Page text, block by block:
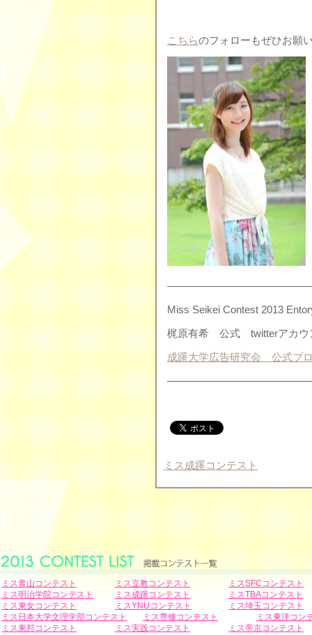
こちらのフォローもぜひお願
Miss Seikei Contest 2013
梶原有希 公式 twitterアカ
成蹊大学広告研究会 公式ブ
ミス成蹊コンテスト
ミス青山コンテスト ミス立教コンテスト
ミスSFCコンテスト
ミス明治学院コンテスト
ミス成蹊コンテスト
ミスTBAコンテスト
ミス東女コンテスト
ミスYNUコンテスト
ミス埼玉コンテスト
ミス日本大学文理学部コンテスト
ミス専修コンテスト
ミス東洋コン
ミス東邦コンテスト
ミス実践コンテスト
ミス帝京コンテスト